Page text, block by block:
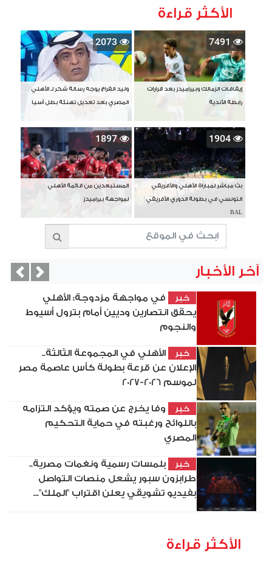
الأكثر قراءة
7491
إيقافات الزمالك وبيراميدز بعد قرارات
رابطة الأندية
2073
وليد الفراج يوجه رسالة شكر لـ الأهلي
المصري بعد تعديل تهنئة بطل آسيا
1904
بث مباشر لمباراة الأهلي والأفريقي
التونسي في بطولة الدوري الأفريقي
BAL
1897
المستبعدين من قائمة الأهلي
لمواجهة بيراميدز
آخر الأخبار
خبر
في مواجهة مزدوجة: الأهلي
يحقق انتصارين وديين أمام بترول أسيوط
والنجوم
خبر
الأهلي في المجموعة الثالثة..
الإعلان عن قرعة بطولة كأس عاصمة مصر
لموسم 2026-2027
خبر
وفا يخرج عن صمته ويؤكد التزامه
باللوائح ورغبته في حماية التحكيم
المصري
خبر
بلمسات رسمية ونغمات مصرية..
طرابزون سبور يشعل منصات التواصل
بفيديو تشويقي يعلن اقتراب "الملك"...
Next
الأكثر قراءة